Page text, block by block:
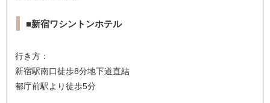
■新宿ワシントンホテル
行き方：
新宿駅南口徒歩8分地下道直結
都庁前駅より徒歩5分